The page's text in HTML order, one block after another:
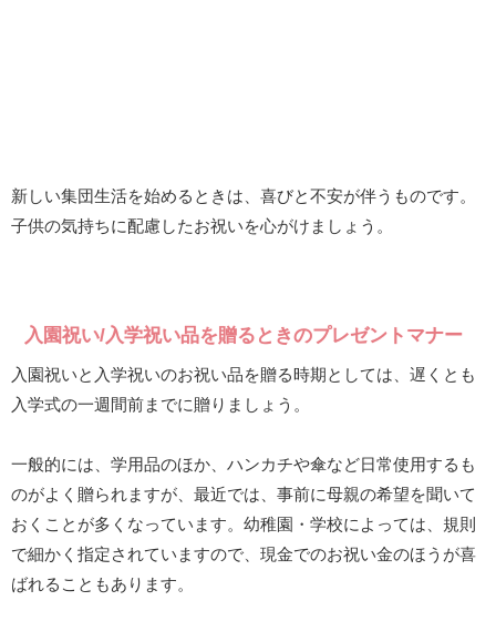
新しい集団生活を始めるときは、喜びと不安が伴うものです。
子供の気持ちに配慮したお祝いを心がけましょう。
入園祝い/入学祝い品を贈るときのプレゼントマナー
入園祝いと入学祝いのお祝い品を贈る時期としては、遅くとも
入学式の一週間前までに贈りましょう。
一般的には、学用品のほか、ハンカチや傘など日常使用するも
のがよく贈られますが、最近では、事前に母親の希望を聞いて
おくことが多くなっています。幼稚園・学校によっては、規則
で細かく指定されていますので、現金でのお祝い金のほうが喜
ばれることもあります。